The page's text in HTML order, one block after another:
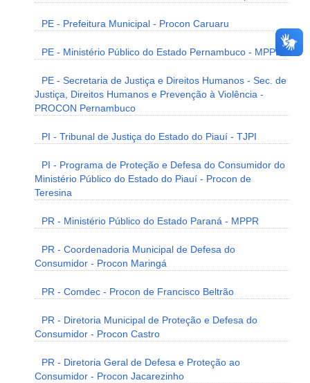
PE - Prefeitura Municipal - Procon Caruaru
PE - Ministério Público do Estado Pernambuco - MPPE
PE - Secretaria de Justiça e Direitos Humanos - Sec. de
Justiça, Direitos Humanos e Prevenção à Violência -
PROCON Pernambuco
PI - Tribunal de Justiça do Estado do Piauí - TJPI
PI - Programa de Proteção e Defesa do Consumidor do
Ministério Público do Estado do Piauí - Procon de
Teresina
PR - Ministério Público do Estado Paraná - MPPR
PR - Coordenadoria Municipal de Defesa do
Consumidor - Procon Maringá
PR - Comdec - Procon de Francisco Beltrão
PR - Diretoria Municipal de Proteção e Defesa do
Consumidor - Procon Castro
PR - Diretoria Geral de Defesa e Proteção ao
Consumidor - Procon Jacarezinho